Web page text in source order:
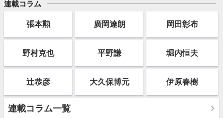
連載コラム
張本勲 廣岡達朗 岡田彰布
野村克也 平野謙 堀内恒夫
辻恭彦 大久保博元 伊原春樹
連載コラム一覧